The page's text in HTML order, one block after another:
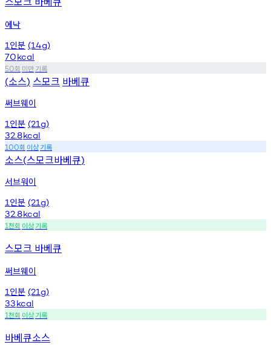
에낙
1 인분 (14g)
70kcal
50회 미만기록
(소스) 스모크 바베큐
써브웨이
1 인분 (21g)
32.8kcal
100회 이상기록
소스(스모크바베큐)
서브워이
1 인분 (21g)
32.8kcal
1천회 이상기록
스모크 바베큐
써브웨이
1 인분 (21g)
33kcal
1천회 이상기록
바베큐소스